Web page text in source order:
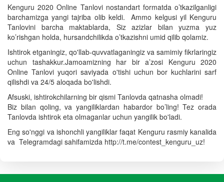
Kenguru 2020 Online Tanlovi nostandart formatda o’tkazilganligi
barchamizga yangi tajriba olib keldi. Ammo kelgusi yil Kenguru
Tanlovini barcha maktablarda, Siz azizlar bilan yuzma yuz
ko’rishgan holda, hursandchilikda o’tkazishni umid qilib qolamiz.
Ishtirok etganingiz, qo'llab-quvvatlaganingiz va samimiy fikrlaringiz
uchun tashakkur.Jamoamizning har bir a’zosi Kenguru 2020
Online Tanlovi yuqori saviyada o'tishi uchun bor kuchlarini sarf
qilishdi va 24/5 aloqada bo'lishdi.
Afsuski, ishtirokchilarning bir qismi Tanlovda qatnasha olmadi!
Biz bilan qoling, va yangiliklardan habardor bo’ling! Tez orada
Tanlovda ishtirok eta olmaganlar uchun yangilik bo'ladi.
Eng so'nggi va ishonchli yangiliklar faqat Kenguru rasmiy kanalida
va Telegramdagi sahifamizda http://t.me/contest_kenguru_uz!